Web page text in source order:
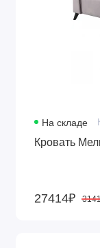
На складе
Кровать
27414₽